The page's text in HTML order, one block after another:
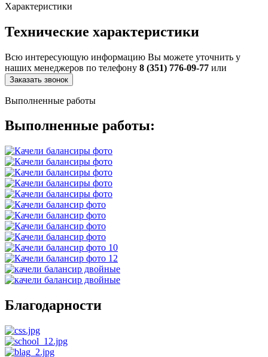
Характеристики
Технические характеристики
Всю интересующую информацию Вы можете уточнить у
наших менеджеров по телефону 8 (351) 776-09-77 или
Заказать звонок
Выполненные работы
Выполненные работы:
Благодарности